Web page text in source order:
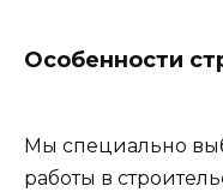
Особенности
Мы специально
работы в